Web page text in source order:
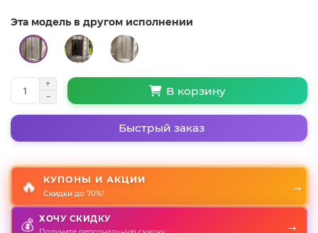
Эта модель в другом исполнении
В корзину
Быстрый заказ
🔥 КУПОНЫ И АКЦИИ
Скидки до 70%!
→
💰 ХОЧУ СКИДКУ →